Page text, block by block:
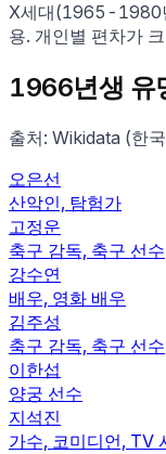
X세대(1965 - 1980
용. 개인별 편차가
1966년생 유
출처: Wikidata (한
오은선
산악인, 탐험가
고정운
축구 감독, 축구 선수
강수연
배우, 영화 배우
김주성
축구 감독, 축구 선수
이한섭
양궁 선수
지석진
가수, 코미디언, TV